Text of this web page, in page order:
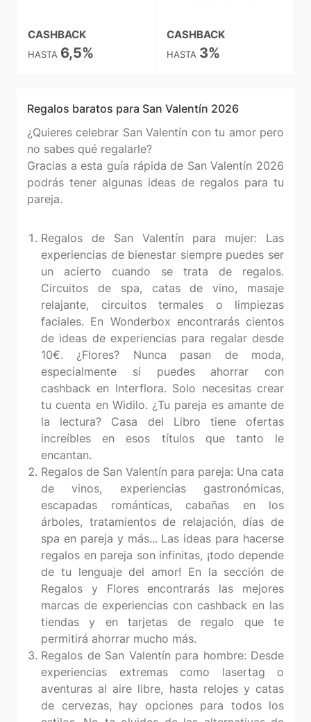
CASHBACK
HASTA 6,5%
CASHBACK
HASTA 3%
Regalos baratos para San Valentín 2026
¿Quieres celebrar San Valentín con tu amor pero
no sabes qué regalarle?
Gracias a esta guía rápida de San Valentín 2026
podrás tener algunas ideas de regalos para tu
pareja.
Regalos de San Valentín para mujer: Las
experiencias de bienestar siempre puedes ser
un acierto cuando se trata de regalos.
Circuitos de spa, catas de vino, masaje
relajante, circuitos termales o limpiezas
faciales. En Wonderbox encontrarás cientos
de ideas de experiencias para regalar desde
10€. ¿Flores? Nunca pasan de moda,
especialmente si puedes ahorrar con
cashback en Interflora. Solo necesitas crear
tu cuenta en Widilo. ¿Tu pareja es amante de
la lectura? Casa del Libro tiene ofertas
increíbles en esos títulos que tanto le
encantan.
Regalos de San Valentín para pareja: Una cata
de vinos, experiencias gastronómicas,
escapadas románticas, cabañas en los
árboles, tratamientos de relajación, días de
spa en pareja y más... Las ideas para hacerse
regalos en pareja son infinitas, ¡todo depende
de tu lenguaje del amor! En la sección de
Regalos y Flores encontrarás las mejores
marcas de experiencias con cashback en las
tiendas y en tarjetas de regalo que te
permitirá ahorrar mucho más.
Regalos de San Valentín para hombre: Desde
experiencias extremas como lasertag o
aventuras al aire libre, hasta relojes y catas
de cervezas, hay opciones para todos los